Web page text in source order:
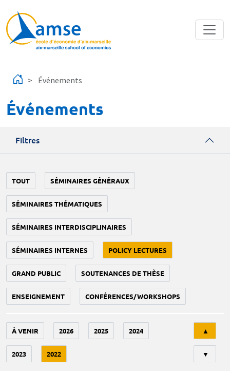
Événements
Événements
Filtres
TOUT SÉMINAIRES GÉNÉRAUX
SÉMINAIRES THÉMATIQUES
SÉMINAIRES INTERDISCIPLINAIRES
SÉMINAIRES INTERNES POLICY LECTURES
GRAND PUBLIC SOUTENANCES DE THÈSE
ENSEIGNEMENT CONFÉRENCES/WORKSHOPS
À VENIR 2026 2025 2024
2023 2022
▲
▼